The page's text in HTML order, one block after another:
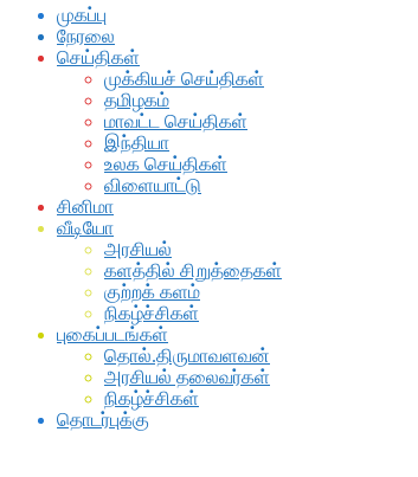
Menu
முகப்பு
நேரலை
செய்திகள்
முக்கியச் செய்திகள்
தமிழகம்
மாவட்ட செய்திகள்
இந்தியா
உலக செய்திகள்
விளையாட்டு
சினிமா
வீடியோ
அரசியல்
களத்தில் சிறுத்தைகள்
குற்றக் களம்
நிகழ்ச்சிகள்
புகைப்படங்கள்
தொல்.திருமாவளவன்
அரசியல் தலைவர்கள்
நிகழ்ச்சிகள்
தொடர்புக்கு